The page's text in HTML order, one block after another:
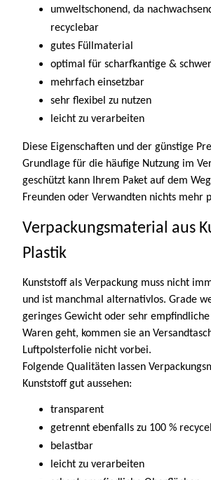
umweltschonend, da
recyclebar
gutes Füllmaterial
optimal für scharfkantige &
mehrfach einsetzbar
sehr flexibel zu nutzen
leicht zu verarbeiten
Diese Eigenschaften und der günstige
Grundlage für die häufige Nutzung im
geschützt kann Ihrem Paket auf dem
Freunden oder Verwandten nichts mehr
Verpackungsmaterial aus
Plastik
Kunststoff als Verpackung muss nicht
und ist manchmal alternativlos. Grade
geringes Gewicht oder sehr
Waren geht, kommen sie an
Luftpolsterfolie nicht vorbei.
Folgende Qualitäten lassen
Kunststoff gut aussehen:
transparent
getrennt ebenfalls zu 100 %
belastbar
leicht zu verarbeiten